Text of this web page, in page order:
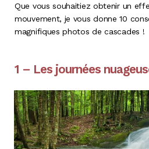
Que vous souhaitiez obtenir un
mouvement, je vous donne 10
magnifiques photos de cascades !
1 – Les journées